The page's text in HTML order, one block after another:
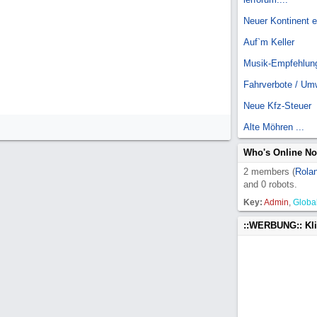
Neuer Kontinent
Auf`m Keller
Musik-
Fahrverbote /
Neue Kfz-Steuer
Alte Möhren ...
Who's Online
2 members (
and 0 robots.
Key: Admin,
::WERBUNG::